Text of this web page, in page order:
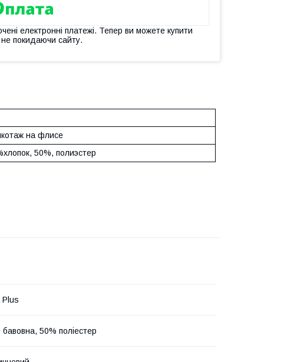
електронні платежі. Тепер ви можете купити
покидаючи сайту.
на флисе
50%, полиэстер
Plus
бавовна, 50% поліестер